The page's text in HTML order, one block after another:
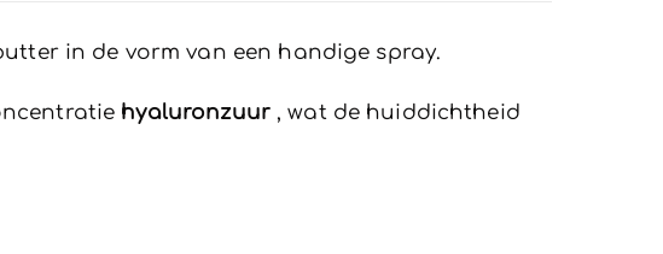
in de vorm van een handige spray.
hyaluronzuur, wat de huiddichtheid